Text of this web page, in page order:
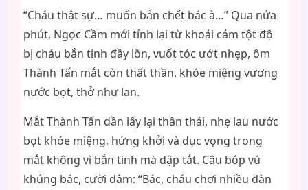
“Cháu thật sự… muốn bắn chết bác à…” Qua nửa
phút, Ngọc Cầm mới tỉnh lại từ khoái cảm tột độ
bị cháu bắn tinh đầy lồn, vuốt tóc ướt nhẹp, ôm
Thành Tấn mắt còn thất thần, khóe miệng vương
nước bọt, thở như lan.
Mắt Thành Tấn dần lấy lại thần thái, nhẹ lau nước
bọt khóe miệng, hứng khởi và dục vọng trong
mắt không vì bắn tinh mà dập tắt. Cậu bóp vú
khủng bác, cười dâm: “Bác, cháu chơi nhiều đàn